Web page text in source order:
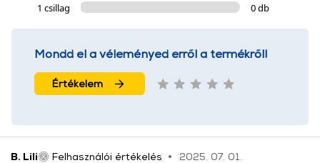
1 csillag
0 db
Mondd el a véleményed erről a termékről!
Értékelem
B. Lili Felhasználói értékelés
2025. 07. 01.